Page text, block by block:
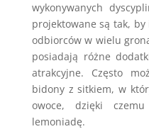
wykonywanych
projektowane są tak, by
odbiorców w wielu
posiadają różne
atrakcyjne. Często
bidony z sitkiem, w
owoce, dzięki
lemoniadę.